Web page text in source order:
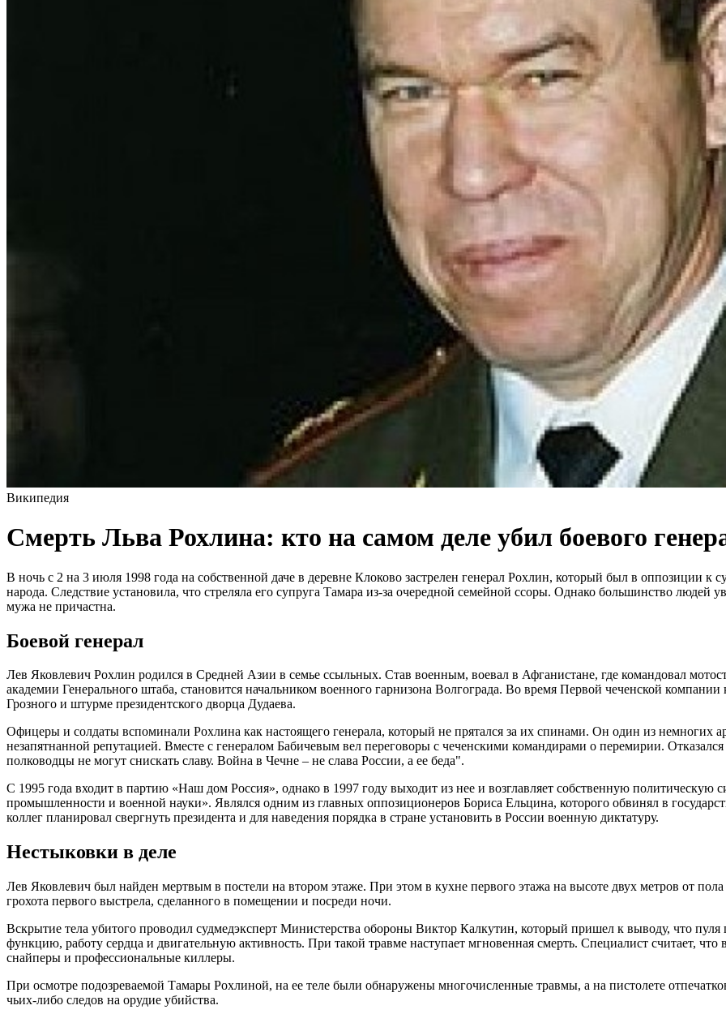
Википедия
Смерть Льва Рохлина: кто на самом деле убил боевого
В ночь с 2 на 3 июля 1998 года на собственной даче в деревне Клоково застрелен генерал Рохлин, который был в оппозиции к
народа. Следствие установила, что стреляла его супруга Тамара из-за очередной семейной ссоры. Однако большинство людей
мужа не причастна.
Боевой генерал
Лев Яковлевич Рохлин родился в Средней Азии в семье ссыльных. Став военным, воевал в Афганистане, где командовал
академии Генерального штаба, становится начальником военного гарнизона Волгограда. Во время Первой чеченской
Грозного и штурме президентского дворца Дудаева.
Офицеры и солдаты вспоминали Рохлина как настоящего генерала, который не прятался за их спинами. Он один из немногих
незапятнанной репутацией. Вместе с генералом Бабичевым вел переговоры с чеченскими командирами о перемирии.
полководцы не могут снискать славу. Война в Чечне – не слава России, а ее беда".
С 1995 года входит в партию «Наш дом Россия», однако в 1997 году выходит из нее и возглавляет собственную
промышленности и военной науки». Являлся одним из главных оппозиционеров Бориса Ельцина, которого обвинял в
коллег планировал свергнуть президента и для наведения порядка в стране установить в России военную диктатуру.
Нестыковки в деле
Лев Яковлевич был найден мертвым в постели на втором этаже. При этом в кухне первого этажа на высоте двух метров от
грохота первого выстрела, сделанного в помещении и посреди ночи.
Вскрытие тела убитого проводил судмедэксперт Министерства обороны Виктор Калкутин, который пришел к выводу, что пуля
функцию, работу сердца и двигательную активность. При такой травме наступает мгновенная смерть. Специалист считает,
снайперы и профессиональные киллеры.
При осмотре подозреваемой Тамары Рохлиной, на ее теле были обнаружены многочисленные травмы, а на пистолете
чьих-либо следов на орудие убийства.